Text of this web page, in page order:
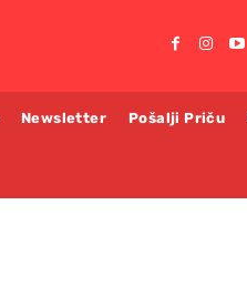
Newsletter Pošalji Priču